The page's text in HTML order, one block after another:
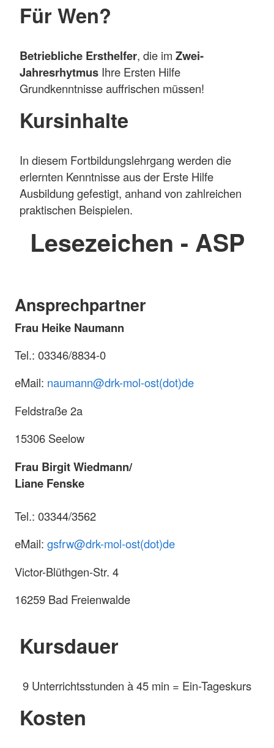
Für Wen?
Betriebliche Ersthelfer, die im Zwei-
Jahresrhytmus Ihre Ersten Hilfe
Grundkenntnisse auffrischen müssen!
Kursinhalte
In diesem Fortbildungslehrgang werden die
erlernten Kenntnisse aus der Erste Hilfe
Ausbildung gefestigt, anhand von zahlreichen
praktischen Beispielen.
Lesezeichen - ASP
Ansprechpartner
Frau Heike Naumann
Tel.: 03346/8834-0
eMail: naumann@drk-mol-ost(dot)de
Feldstraße 2a
15306 Seelow
Frau Birgit Wiedmann/
Liane Fenske
Tel.: 03344/3562
eMail: gsfrw@drk-mol-ost(dot)de
Victor-Blüthgen-Str. 4
16259 Bad Freienwalde
Kursdauer
9 Unterrichtsstunden à 45 min = Ein-Tageskurs
Kosten